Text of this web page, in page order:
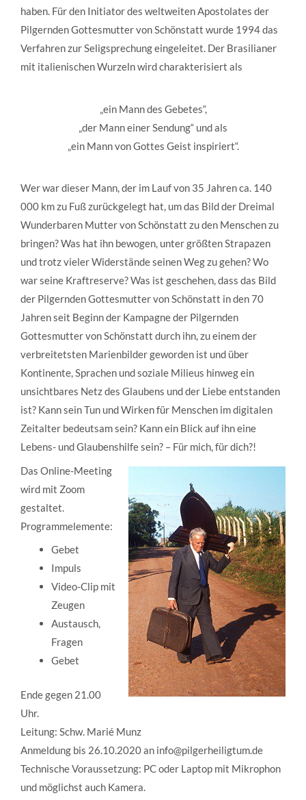
haben. Für den Initiator des weltweiten Apostolates der
Pilgernden Gottesmutter von Schönstatt wurde 1994 das
Verfahren zur Seligsprechung eingeleitet. Der Brasilianer
mit italienischen Wurzeln wird charakterisiert als
„ein Mann des Gebetes“,
„der Mann einer Sendung“ und als
„ein Mann von Gottes Geist inspiriert“.
Wer war dieser Mann, der im Lauf von 35 Jahren ca. 140
000 km zu Fuß zurückgelegt hat, um das Bild der Dreimal
Wunderbaren Mutter von Schönstatt zu den Menschen zu
bringen? Was hat ihn bewogen, unter größten Strapazen
und trotz vieler Widerstände seinen Weg zu gehen? Wo
war seine Kraftreserve? Was ist geschehen, dass das Bild
der Pilgernden Gottesmutter von Schönstatt in den 70
Jahren seit Beginn der Kampagne der Pilgernden
Gottesmutter von Schönstatt durch ihn, zu einem der
verbreitetsten Marienbilder geworden ist und über
Kontinente, Sprachen und soziale Milieus hinweg ein
unsichtbares Netz des Glaubens und der Liebe entstanden
ist? Kann sein Tun und Wirken für Menschen im digitalen
Zeitalter bedeutsam sein? Kann ein Blick auf ihn eine
Lebens- und Glaubenshilfe sein? – Für mich, für dich?!
Das Online-Meeting
wird mit Zoom
gestaltet.
Programmelemente:
Gebet
Impuls
Video-Clip mit
Zeugen
Austausch,
Fragen
Gebet
Ende gegen 21.00
Uhr.
Leitung: Schw. Marié Munz
Anmeldung bis 26.10.2020 an info@pilgerheiligtum.de
Technische Voraussetzung: PC oder Laptop mit Mikrophon
und möglichst auch Kamera.